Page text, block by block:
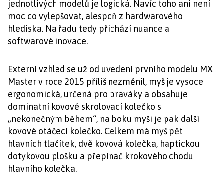
jednotlivých modelů je logická. Navíc toho ani není
moc co vylepšovat, alespoň z hardwarového
hlediska. Na řadu tedy přichází nuance a
softwarové inovace.
Externí vzhled se už od uvedení prvního modelu MX
Master v roce 2015 příliš nezměnil, myš je vysoce
ergonomická, určená pro praváky a obsahuje
dominatní kovové skrolovací kolečko s
„nekonečným během“, na boku myši je pak další
kovové otáčecí kolečko. Celkem má myš pět
hlavních tlačítek, dvě kovová kolečka, haptickou
dotykovou plošku a přepínač krokového chodu
hlavního kolečka.